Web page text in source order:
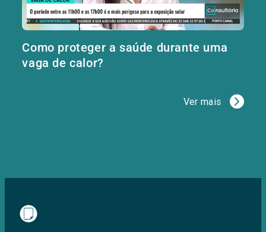
Como proteger a saúde durante uma
vaga de calor?
Ver mais